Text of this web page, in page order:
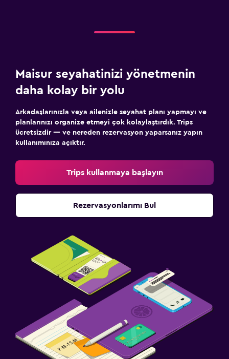
Televizyon
Çamaşır yıkama tesisleri
Ütüleme servisi
Yatak Odası
Katlanır yatak
Yatak yanında priz
Bahçe
Teras/Veranda
Maisur seyahatinizi yönetmenin
daha kolay bir yolu
Arkadaşlarınızla veya ailenizle seyahat planı yapmayı ve
planlarınızı organize etmeyi çok kolaylaştırdık. Trips
ücretsizdir — ve nereden rezervasyon yaparsanız yapın
kullanımınıza açıktır.
Trips kullanmaya başlayın
Rezervasyonlarımı Bul